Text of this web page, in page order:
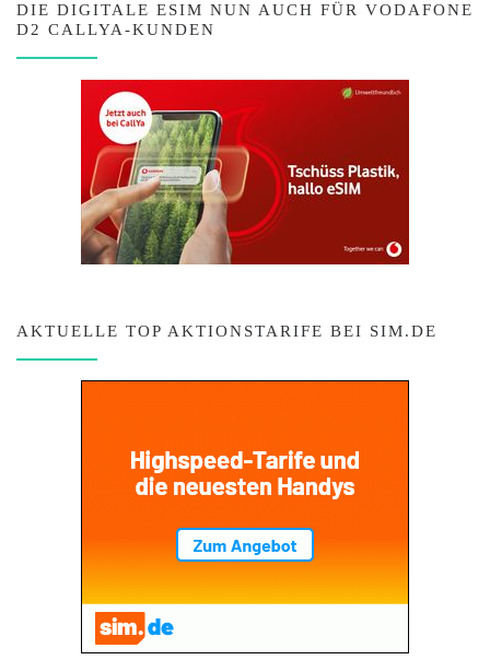
DIE DIGITALE ESIM NUN AUCH FÜR VODAFONE
D2 CALLYA-KUNDEN
AKTUELLE TOP AKTIONSTARIFE BEI SIM.DE